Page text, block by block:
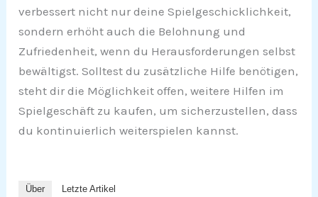
verbessert nicht nur deine Spielgeschicklichkeit,
sondern erhöht auch die Belohnung und
Zufriedenheit, wenn du Herausforderungen selbst
bewältigst. Solltest du zusätzliche Hilfe benötigen,
steht dir die Möglichkeit offen, weitere Hilfen im
Spielgeschäft zu kaufen, um sicherzustellen, dass
du kontinuierlich weiterspielen kannst.
Über Letzte Artikel